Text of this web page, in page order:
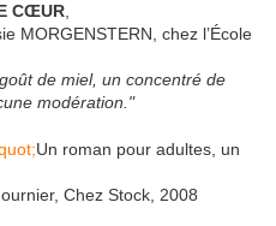
CŒUR
MORGENSTERN, chez l’École
de miel, un concentré de
modération."
Un roman pour adultes, un
Chez Stock, 2008